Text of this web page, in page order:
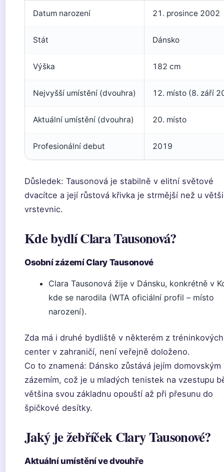
Datum narození 21. prosince 2002
Stát Dánsko
Výška 182 cm
Nejvyšší umístění (dvouhra) 12. místo (8. září
Aktuální umístění (dvouhra) 20. místo
Profesionální debut 2019
Důsledek: Tausonová je stabilně v elitní světové
dvacítce a její růstová křivka je strmější než u
vrstevnic.
Kde bydlí Clara Tausonová?
Osobní zázemí Clary Tausonové
Clara Tausonová žije v Dánsku, konkrétně v
kde se narodila (WTA oficiální profil – místo
narození).
Zda má i druhé bydliště v některém z tréninkových
center v zahraničí, není veřejně doloženo.
Co to znamená: Dánsko zůstává jejím domovským
zázemím, což je u mladých tenistek na vzestupu
většina svou základnu opouští až při přesunu do
špičkové desítky.
Jaký je žebříček Clary Tausonové?
Aktuální umístění ve dvouhře